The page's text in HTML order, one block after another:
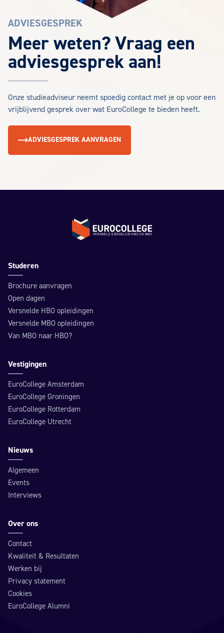
ADVIESGESPREK
Meer weten? Vraag een
adviesgesprek aan!
Onze studieadviseur neemt spoedig contact met je op voor een
vrijblijvend gesprek over wat EuroCollege te bieden heeft.
ADVIESGESPREK AANVRAGEN
Terug naar de homepage
Studeren
Brochure aanvragen
Open dagen
Versnelde HBO opleidingen
Versnelde MBO opleidingen
Van MBO naar HBO?
Vestigingen
EuroCollege Amsterdam
EuroCollege Groningen
EuroCollege Rotterdam
EuroCollege Utrecht
Nieuws
Algemeen
Events
Interviews
Over ons
Contact
Kwaliteit & Resultaten
Werken bij
Privacy statement
Cookies
EuroCollege Alumni